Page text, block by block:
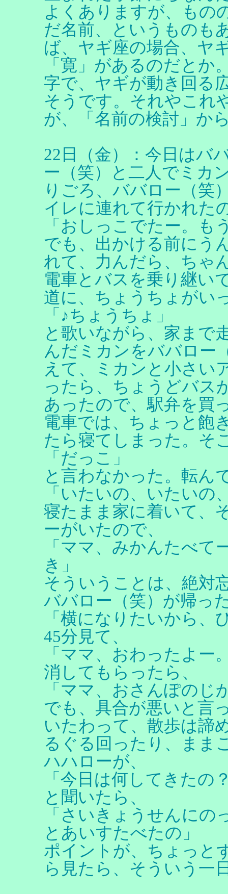
よくありますが、もの
だ名前、というものも
ば、ヤギ座の場合、ヤ
「寛」があるのだとか
字で、ヤギが動き回る
そうです。それやこれ
が、「名前の検討」か
22日（金）：今日はバ
ー（笑）と二人でミカ
りごろ、ババロー（笑
イレに連れて行かれた
「おしっこでたー。も
でも、出かける前にう
れて、力んだら、ちゃ
電車とバスを乗り継い
道に、ちょうちょがい
「♪ちょうちょ」
と歌いながら、家まで
んだミカンをババロー
えて、ミカンと小さい
ったら、ちょうどバス
あったので、駅弁を買
電車では、ちょっと飽
たら寝てしまった。そ
「だっこ」
と言わなかった。転ん
「いたいの、いたいの
寝たまま家に着いて、
ーがいたので、
「ママ、みかんたべて
き」
そういうことは、絶対
ババロー（笑）が帰っ
「横になりたいから、
45分見て、
「ママ、おわったよー
消してもらったら、
「ママ、おさんぽのじ
でも、具合が悪いと言
いたわって、散歩は諦
るぐる回ったり、まま
ハハローが、
「今日は何してきたの
と聞いたら、
「さいきょうせんに
とあいすたべたの」
ポイントが、ちょっと
ら見たら、そういう一